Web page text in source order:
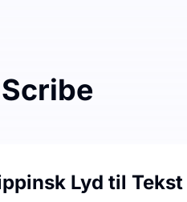
er ingen begrensning
Lyd til Tekst